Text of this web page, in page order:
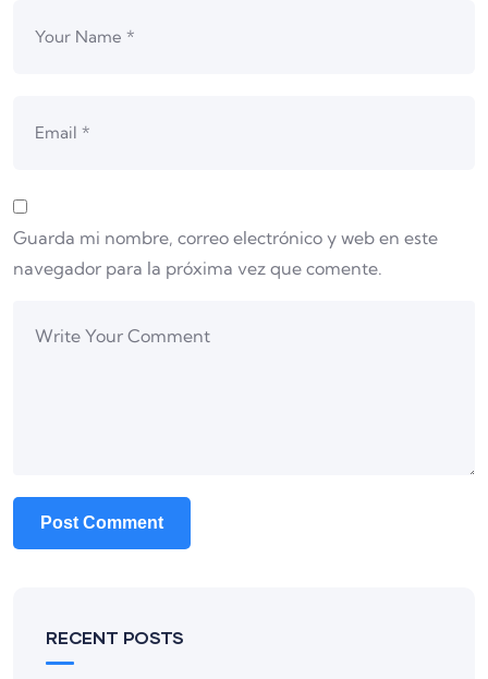
Guarda mi nombre, correo electrónico y web en este
navegador para la próxima vez que comente.
RECENT POSTS